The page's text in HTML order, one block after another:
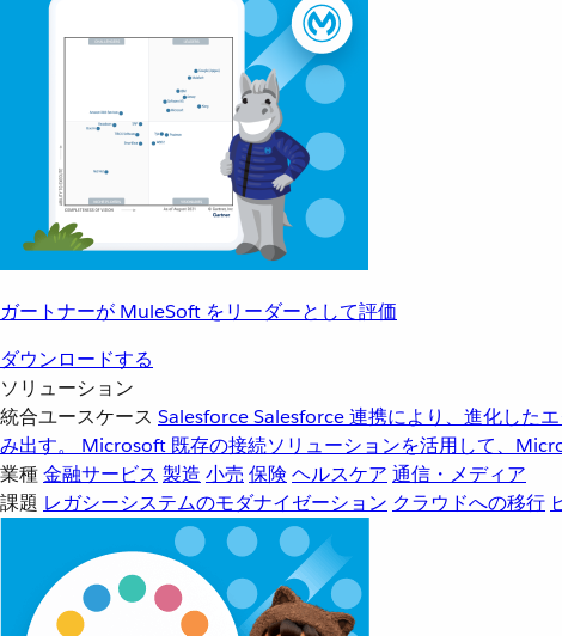
ガートナーが MuleSoft をリーダーとして評価
ダウンロードする
ソリューション
統合ユースケース SalesforceSalesforce 連携により、進化した
み出す。
Microsoft 既存の接続ソリューションを活用して、
業種金融サービス 製造 小売 保険 ヘルスケア 通信・メディア
課題 レガシーシステムのモダナイゼーション クラウドへの移行